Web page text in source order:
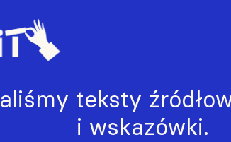
teksty
i wskazówki.